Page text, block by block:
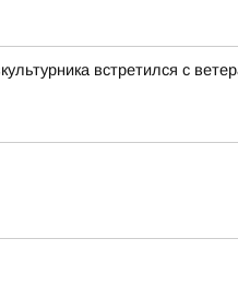
встретился с